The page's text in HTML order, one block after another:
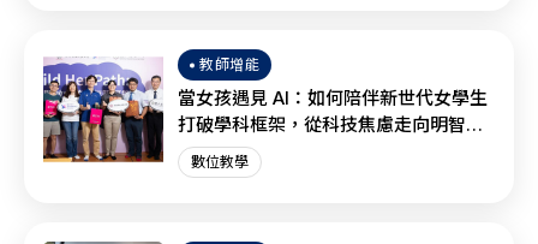
教師增能
當女孩遇見 AI：如何陪伴新世代女學生
打破學科框架，從科技焦慮走向明智協
作？
數位教學